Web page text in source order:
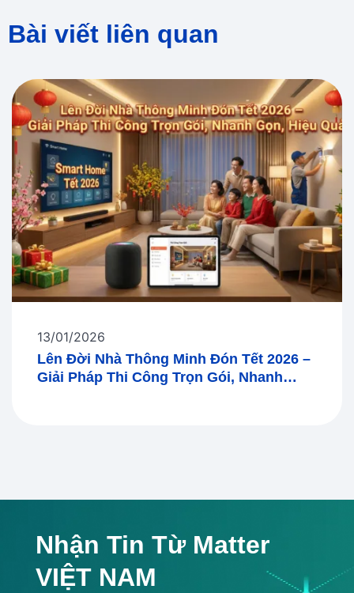
Bài viết liên quan
Lên Đời Nhà Thông Minh Đón Tết 2026 –
Giải Pháp Thi Công Trọn Gói, Nhanh
13/01/2026
Nhận Tin Từ Matter
VIỆT NAM